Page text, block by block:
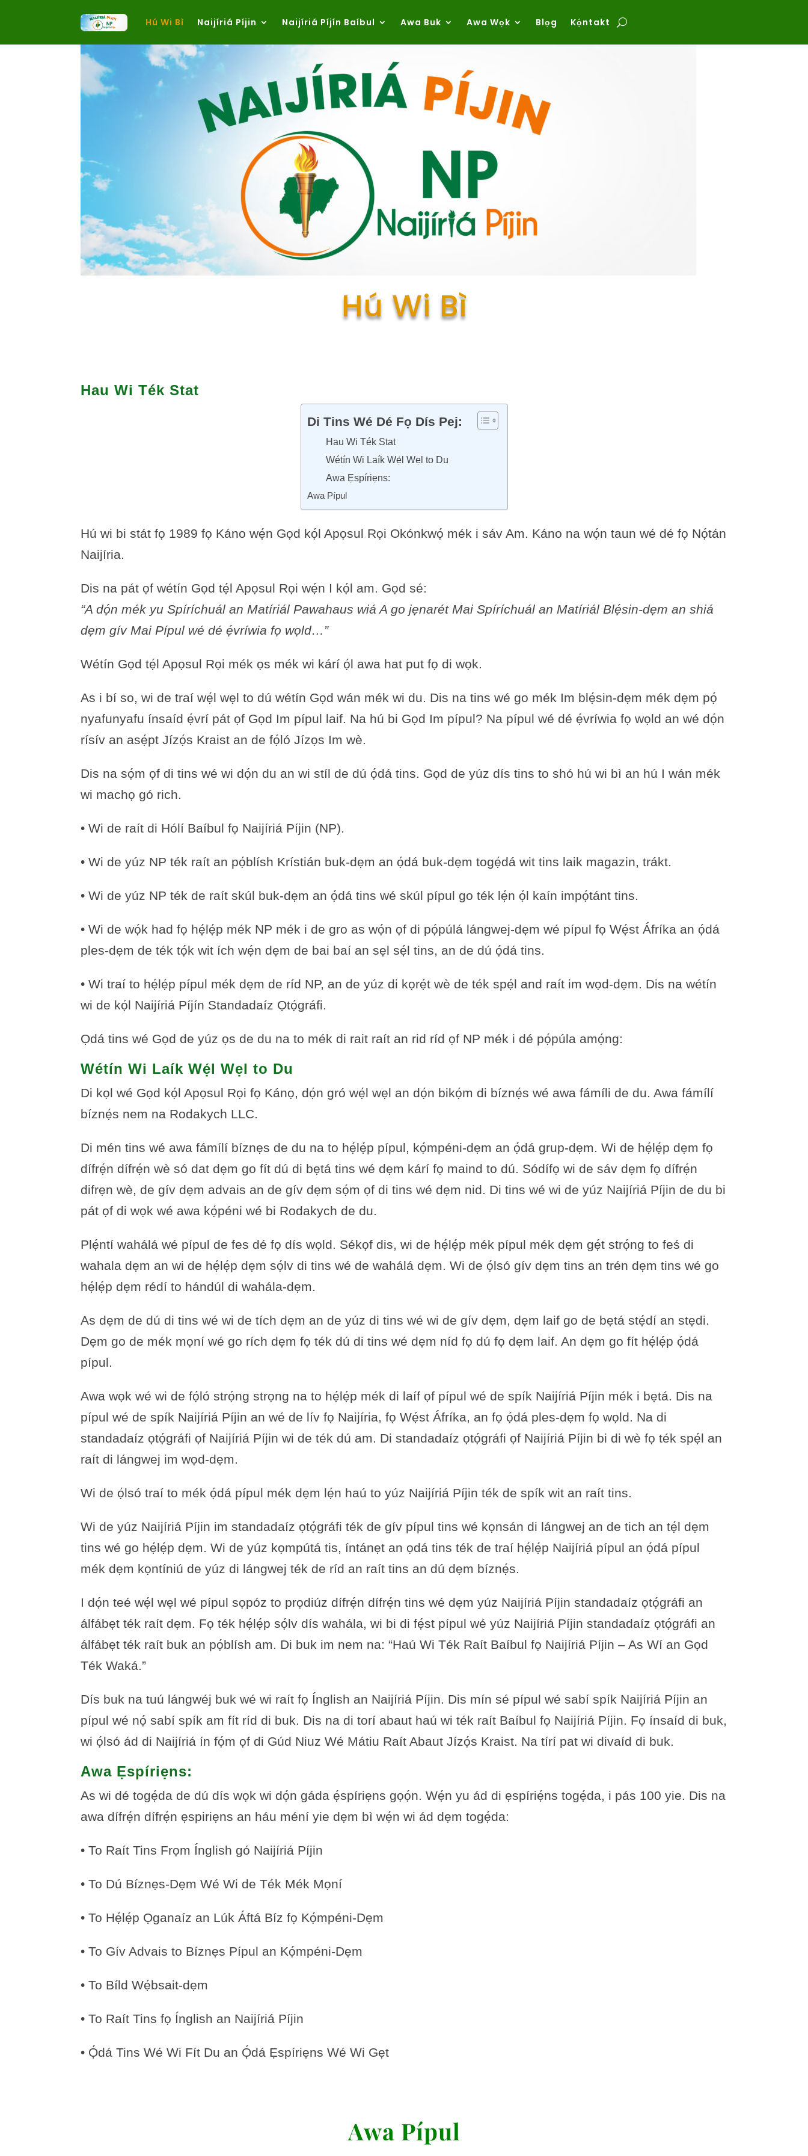
Hú Wi Bì Naijíriá Píjin Naijíriá Píjín Baíbul Awa Buk Awa Wọk Blọg Kọ́ntakt
Hú Wi Bì
Hau Wi Ték Stat
Di Tins Wé Dé Fọ Dís Pej:
Hau Wi Ték Stat
Wétín Wi Laík Wẹ́l Wẹl to Du
Awa Ẹspíriẹns:
Awa Pípul
Hú wi bi stát fọ 1989 fọ Káno wẹ́n Gọd kọ́l Apọsul Rọi Okónkwọ́ mék i sáv Am. Káno na wọ́n taun wé dé fọ Nọ́tán
Naijíria.
Dis na pát ọf wétín Gọd tẹ́l Apọsul Rọi wẹ́n I kọ́l am. Gọd sé:
“A dọ́n mék yu Spíríchuál an Matíriál Pawahaus wiá A go jẹnarét Mai Spíríchuál an Matíriál Blẹ́sin-dẹm an shiá
dẹm gív Mai Pípul wé dé ẹ́vríwia fọ wọld…”
Wétín Gọd tẹ́l Apọsul Rọi mék ọs mék wi kárí ọ́l awa hat put fọ di wọk.
As i bí so, wi de traí wẹ́l wẹl to dú wétín Gọd wán mék wi du. Dis na tins wé go mék Im blẹ́sin-dẹm mék dẹm pọ́
nyafunyafu ínsaíd ẹ́vrí pát ọf Gọd Im pípul laif. Na hú bi Gọd Im pípul? Na pípul wé dé ẹ́vríwia fọ wọld an wé dọ́n
rísív an asẹ́pt Jízọ́s Kraist an de fọ́ló Jízọs Im wè.
Dis na sọ́m ọf di tins wé wi dọ́n du an wi stíl de dú ọ́dá tins. Gọd de yúz dís tins to shó hú wi bì an hú I wán mék
wi machọ gó rich.
• Wi de raít di Hólí Baíbul fọ Naijíriá Píjin (NP).
• Wi de yúz NP ték raít an pọ́blísh Krístián buk-dẹm an ọ́dá buk-dẹm togẹ́dá wit tins laik magazin, trákt.
• Wi de yúz NP ték de raít skúl buk-dẹm an ọ́dá tins wé skúl pípul go ték lẹ́n ọ́l kaín impọ́tánt tins.
• Wi de wọ́k had fọ hẹ́lẹ́p mék NP mék i de gro as wọ́n ọf di pọ́púlá lángwej-dẹm wé pípul fọ Wẹ́st Áfríka an ọ́dá
ples-dẹm de ték tọ́k wit ích wẹ́n dẹm de bai baí an sẹl sẹ́l tins, an de dú ọ́dá tins.
• Wi traí to hẹ́lẹ́p pípul mék dẹm de ríd NP, an de yúz di kọrẹ́t wè de ték spẹ́l and raít im wọd-dẹm. Dis na wétín
wi de kọ́l Naijíriá Píjín Standadaíz Ọtọ́gráfi.
Ọdá tins wé Gọd de yúz ọs de du na to mék di rait raít an rid ríd ọf NP mék i dé pọ́púla amọ́ng:
Wétín Wi Laík Wẹ́l Wẹl to Du
Di kọl wé Gọd kọ́l Apọsul Rọi fọ Kánọ, dọ́n gró wẹ́l wẹl an dọ́n bikọ́m di bíznẹ́s wé awa fámíli de du. Awa fámílí
bíznẹ́s nem na Rodakych LLC.
Di mén tins wé awa fámílí bíznẹs de du na to hẹ́lẹ́p pípul, kọ́mpéni-dẹm an ọ́dá grup-dẹm. Wi de hẹ́lẹ́p dẹm fọ
dífrẹ́n dífrẹ́n wè só dat dẹm go fít dú di bẹtá tins wé dẹm kárí fọ maind to dú. Sódífọ wi de sáv dẹm fọ dífrẹ́n
difrẹn wè, de gív dẹm advais an de gív dẹm sọ́m ọf di tins wé dẹm nid. Di tins wé wi de yúz Naijíriá Píjin de du bi
pát ọf di wọk wé awa kọ́péni wé bi Rodakych de du.
Plẹ́ntí wahálá wé pípul de fes dé fọ dís wọld. Sékọf dis, wi de hẹ́lẹ́p mék pípul mék dẹm gẹ́t strọ́ng to feś di
wahala dẹm an wi de hẹ́lẹ́p dẹm sọ́lv di tins wé de wahálá dẹm. Wi de ọ́lsó gív dẹm tins an trén dẹm tins wé go
hẹ́lẹ́p dẹm rédí to hándúl di wahála-dẹm.
As dẹm de dú di tins wé wi de tích dẹm an de yúz di tins wé wi de gív dẹm, dẹm laif go de bẹtá stẹ́dí an stẹdi.
Dẹm go de mék mọní wé go rích dẹm fọ ték dú di tins wé dẹm níd fọ dú fọ dẹm laif. An dẹm go fít hẹ́lẹ́p ọ́dá
pípul.
Awa wọk wé wi de fọ́ló strọ́ng strọng na to hẹ́lẹ́p mék di laíf ọf pípul wé de spík Naijíriá Píjin mék i bẹtá. Dis na
pípul wé de spík Naijíriá Píjin an wé de lív fọ Naijíria, fọ Wẹ́st Áfríka, an fọ ọ́dá ples-dẹm fọ wọld. Na di
standadaíz ọtọ́gráfi ọf Naijíriá Píjin wi de ték dú am. Di standadaíz ọtọ́gráfi ọf Naijíriá Píjin bi di wè fọ ték spẹ́l an
raít di lángwej im wọd-dẹm.
Wi de ọ́lsó traí to mék ọ́dá pípul mék dẹm lẹ́n haú to yúz Naijíriá Píjin ték de spík wit an raít tins.
Wi de yúz Naijíriá Píjin im standadaíz ọtọ́gráfi ték de gív pípul tins wé kọnsán di lángwej an de tich an tẹ́l dẹm
tins wé go hẹ́lẹ́p dẹm. Wi de yúz kọmpútá tis, íntánẹt an ọdá tins ték de traí hẹ́lẹ́p Naijíriá pípul an ọ́dá pípul
mék dẹm kọntíniú de yúz di lángwej ték de ríd an raít tins an dú dẹm bíznẹ́s.
I dọ́n teé wẹ́l wẹl wé pípul sọpóz to prọdiúz dífrẹ́n dífrẹ́n tins wé dẹm yúz Naijíriá Píjin standadaíz ọtọ́gráfi an
álfábẹt ték raít dẹm. Fọ ték hẹ́lẹ́p sọ́lv dís wahála, wi bi di fẹ́st pípul wé yúz Naijíriá Píjin standadaíz ọtọ́gráfi an
álfábẹt ték raít buk an pọ́blísh am. Di buk im nem na: “Haú Wi Ték Raít Baíbul fọ Naijíriá Píjin – As Wí an Gọd
Ték Waká.”
Dís buk na tuú lángwéj buk wé wi raít fọ Ínglish an Naijíriá Píjin. Dis mín sé pípul wé sabí spík Naijíriá Píjin an
pípul wé nọ́ sabí spík am fít ríd di buk. Dis na di torí abaut haú wi ték raít Baíbul fọ Naijíriá Píjin. Fọ ínsaíd di buk,
wi ọ́lsó ád di Naijíriá ín fọ́m ọf di Gúd Niuz Wé Mátiu Raít Abaut Jízọ́s Kraist. Na tírí pat wi divaíd di buk.
Awa Ẹspíriẹns:
As wi dé togẹ́da de dú dís wọk wi dọ́n gáda ẹ́spíriẹns gọọ́n. Wẹ́n yu ád di ẹspíriẹ́ns togẹ́da, i pás 100 yie. Dis na
awa dífrẹ́n dífrẹ́n ẹspiriẹns an háu méní yie dẹm bì wẹ́n wi ád dẹm togẹ́da:
• To Raít Tins Frọm Ínglish gó Naijíriá Píjin
• To Dú Bíznẹs-Dẹm Wé Wi de Ték Mék Mọní
• To Hẹ́lẹ́p Ọganaíz an Lúk Áftá Bíz fọ Kọ́mpéni-Dẹm
• To Gív Advais to Bíznẹs Pípul an Kọ́mpéni-Dẹm
• To Bíld Wẹ́bsait-dẹm
• To Raít Tins fọ Ínglish an Naijíriá Píjin
• Ọ́dá Tins Wé Wi Fít Du an Ọ́dá Ẹspíriẹns Wé Wi Gẹt
Awa Pípul